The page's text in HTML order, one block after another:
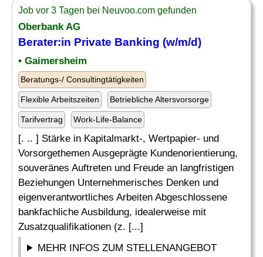
Job vor 3 Tagen bei Neuvoo.com gefunden
Oberbank AG
Berater:in Private Banking (w/m/d)
• Gaimersheim
Beratungs-/ Consultingtätigkeiten
Flexible Arbeitszeiten Betriebliche Altersvorsorge
Tarifvertrag Work-Life-Balance
[. .. ] Stärke in Kapitalmarkt-, Wertpapier- und
Vorsorgethemen Ausgeprägte Kundenorientierung,
souveränes Auftreten und Freude an langfristigen
Beziehungen Unternehmerisches Denken und
eigenverantwortliches Arbeiten Abgeschlossene
bankfachliche Ausbildung, idealerweise mit
Zusatzqualifikationen (z. [...]
MEHR INFOS ZUM STELLENANGEBOT